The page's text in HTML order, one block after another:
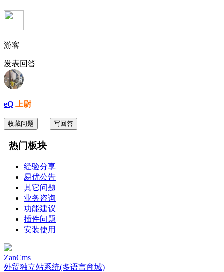
游客
发表回答
eQ 上尉
收藏问题 写回答
热门板块
经验分享
易优公告
其它问题
业务咨询
功能建议
插件问题
安装使用
ZanCms
外贸独立站系统(多语言商城)